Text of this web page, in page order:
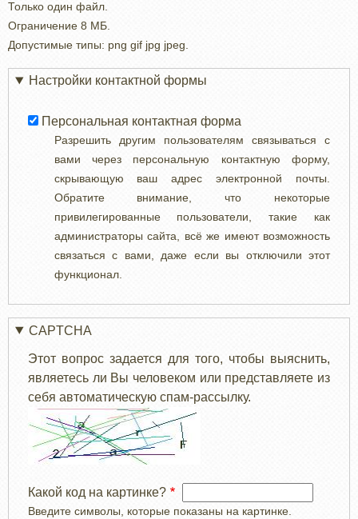
Только один файл.
Ограничение 8 МБ.
Допустимые типы: png gif jpg jpeg.
Настройки контактной формы
Персональная контактная форма
Разрешить другим пользователям связываться с
вами через персональную контактную форму,
скрывающую ваш адрес электронной почты.
Обратите внимание, что некоторые
привилегированные пользователи, такие как
администраторы сайта, всё же имеют возможность
связаться с вами, даже если вы отключили этот
функционал.
CAPTCHA
Этот вопрос задается для того, чтобы выяснить,
являетесь ли Вы человеком или представляете из
себя автоматическую спам-рассылку.
Какой код на картинке?
Введите символы, которые показаны на картинке.